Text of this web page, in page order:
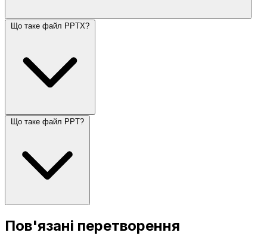
Що таке файл PPTX?
Що таке файл PPT?
Пов'язані перетворення